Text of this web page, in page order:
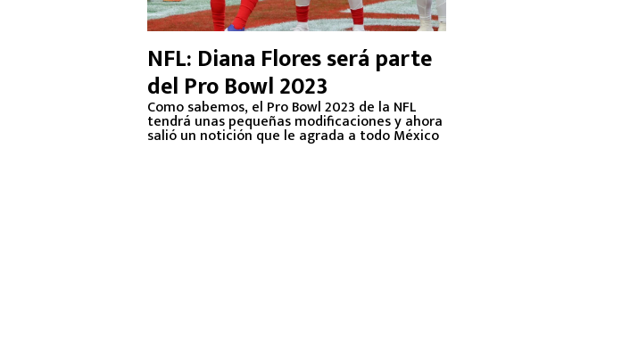
NFL: Diana Flores será parte
del Pro Bowl 2023
Como sabemos, el Pro Bowl 2023 de la NFL
tendrá unas pequeñas modificaciones y ahora
salió un notición que le agrada a todo México